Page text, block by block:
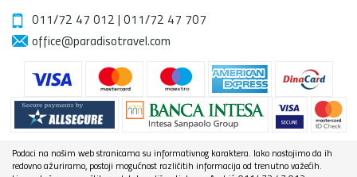
011/72 47 012 | 011/72 47 707
office@paradisotravel.com
Podaci na našim web stranicama su informativnog karaktera. Iako nastojimo da ih
redovno ažuriramo, postoji mogućnost različitih informacija od trenutno važećih.